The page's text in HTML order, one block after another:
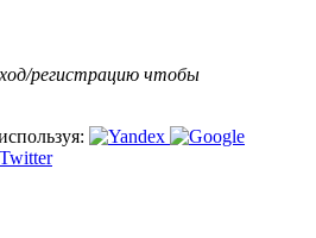
регистрацию чтобы